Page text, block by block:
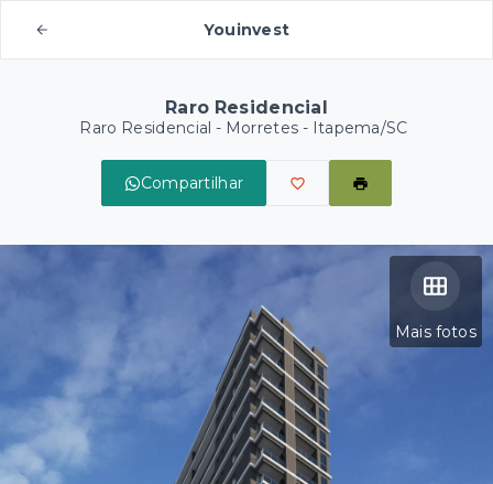
Youinvest
Raro Residencial
Raro Residencial - Morretes - Itapema/SC
Compartilhar
Mais fotos